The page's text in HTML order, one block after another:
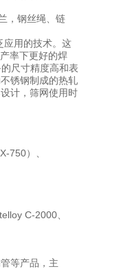
，钢丝绳、链
用的技术。这
率下更好的焊
尺寸精度高和表
锈钢制成的热轧
计，筛网使用时
750）、
C-2000、
管等产品，主